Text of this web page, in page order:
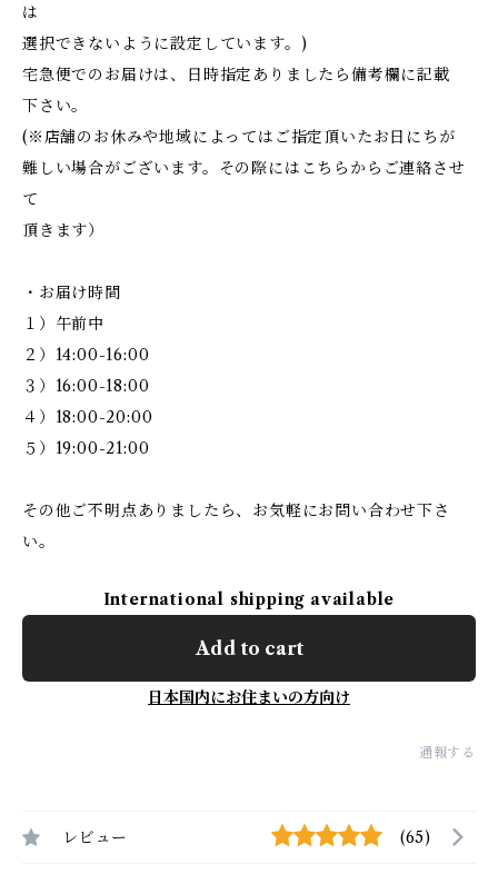
は
選択できないように設定しています。)
宅急便でのお届けは、日時指定ありましたら備考欄に記載
下さい。
(※店舗のお休みや地域によってはご指定頂いたお日にちが
難しい場合がございます。その際にはこちらからご連絡させ
て
頂きます）
・お届け時間
１）午前中
２）14:00-16:00
３）16:00-18:00
４）18:00-20:00
５）19:00-21:00
その他ご不明点ありましたら、お気軽にお問い合わせ下さ
い。
International shipping available
Add to cart
日本国内にお住まいの方向け
通報する
レビュー (65)